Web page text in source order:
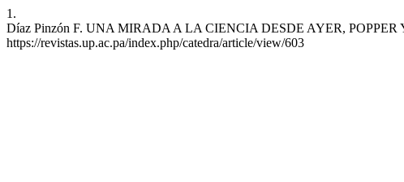
1.
Díaz Pinzón F. UNA MIRADA A LA CIENCIA DESDE AYER, POPPER
https://revistas.up.ac.pa/index.php/catedra/article/view/603